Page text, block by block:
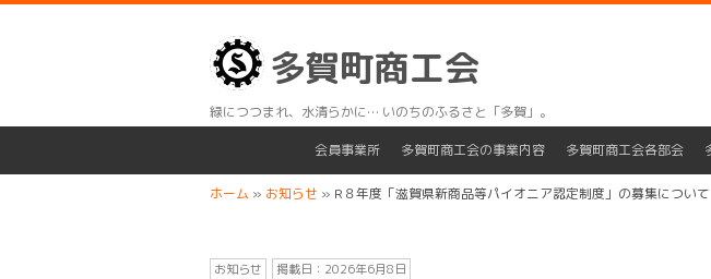
多賀町商工会
緑につつまれ、水清らかに… いのちのふるさと「多賀」。
会員事業所 多賀町商工会の事業内容 多賀町商工会各部会
ホーム » お知らせ » R８年度「滋賀県新商品等パイオニア認定制度」の募集について
お知らせ 掲載日： 2026年6月8日